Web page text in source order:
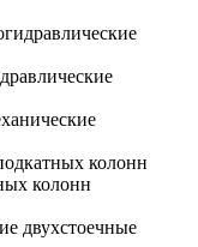
колонн
колонн
двухстоечные